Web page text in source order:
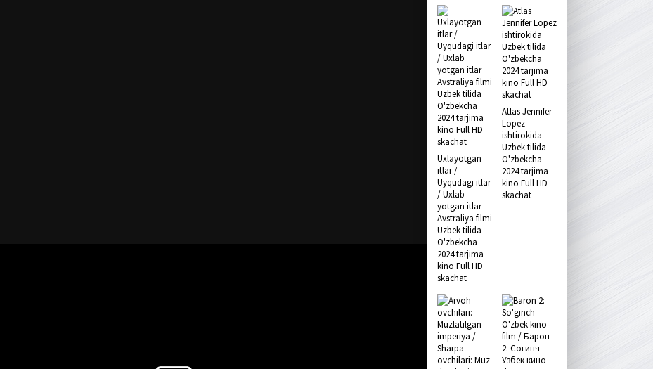
Uxlayotgan
itlar /
Uyqudagi itlar
/ Uxlab
yotgan itlar
Avstraliya filmi
Uzbek tilida
O'zbekcha
2024 tarjima
kino Full HD
skachat
Atlas Jennifer
Lopez
ishtirokida
Uzbek tilida
O'zbekcha
2024 tarjima
kino Full HD
skachat